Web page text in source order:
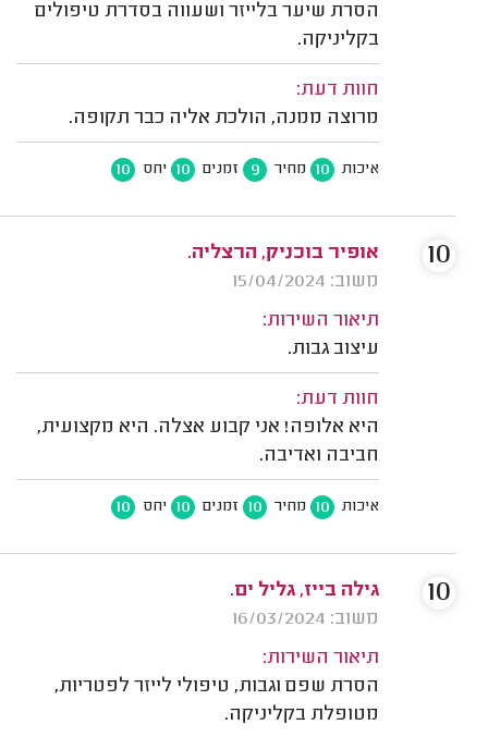
הסרת שיער בלייזר ושעווה בסדרת טיפולים
בקליניקה.
חוות דעת:
מרוצה ממנה, הולכת אליה כבר תקופה.
איכות 10 מחיר 9 זמנים 10 יחס 10
אופיר בוכניק, הרצליה.
משוב: 15/04/2024
תיאור השירות:
עיצוב גבות.
חוות דעת:
היא אלופה! אני קבוע אצלה. היא מקצועית,
חביבה ואדיבה.
איכות 10 מחיר 10 זמנים 10 יחס 10
10
גילה בייז, גליל ים.
משוב: 16/03/2024
תיאור השירות:
הסרת שפם וגבות, טיפולי לייזר לפטריות,
מטופלת בקליניקה.
10